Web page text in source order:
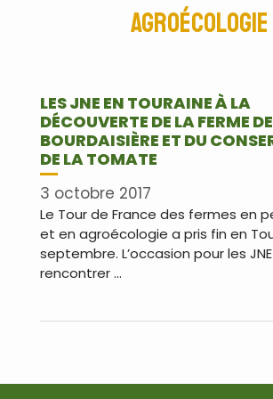
agroécologie
LES JNE EN TOURAINE À LA
DÉCOUVERTE DE LA FERME
BOURDAISIÈRE ET DU
DE LA TOMATE
3 octobre 2017
Le Tour de France des fermes en
et en agroécologie a pris fin en
septembre. L’occasion pour les
rencontrer …